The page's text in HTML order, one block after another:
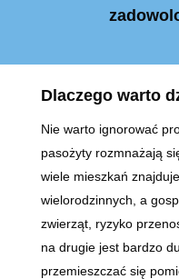
Dlaczego warto
Nie warto ignorować
pasożyty rozmnażają
wiele mieszkań
wielorodzinnych, a
zwierząt, ryzyko
na drugie jest bardzo
przemieszczać się